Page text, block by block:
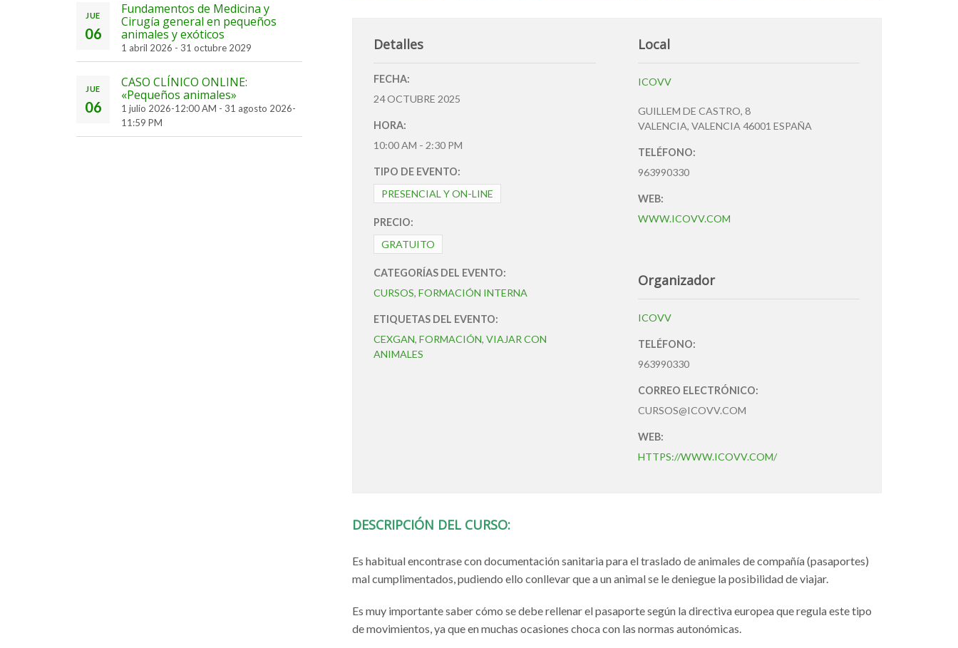
JUE
06
Fundamentos de Medicina y
Cirugía general en pequeños
animales y exóticos
1 abril 2026 - 31 octubre 2029
JUE
06
CASO CLÍNICO ONLINE:
«Pequeños animales»
1 julio 2026-12:00 AM - 31 agosto 2026-
11:59 PM
Detalles
FECHA:
24 OCTUBRE 2025
HORA:
10:00 AM - 2:30 PM
TIPO DE EVENTO:
PRESENCIAL Y ON-LINE
PRECIO:
GRATUITO
CATEGORÍAS DEL EVENTO:
CURSOS,FORMACIÓN INTERNA
ETIQUETAS DEL EVENTO:
CEXGAN,FORMACIÓN,VIAJAR CON
ANIMALES
Local
ICOVV
GUILLEM DE CASTRO, 8
VALENCIA, VALENCIA 46001 ESPAÑA
TELÉFONO:
963990330
WEB:
WWW.ICOVV.COM
Organizador
ICOVV
TELÉFONO:
963990330
CORREO ELECTRÓNICO:
CURSOS@ICOVV.COM
WEB:
HTTPS://WWW.ICOVV.COM/
DESCRIPCIÓN DEL CURSO:
Es habitual encontrase con documentación sanitaria para el traslado de animales de compañía (pasaportes)
mal cumplimentados, pudiendo ello conllevar que a un animal se le deniegue la posibilidad de viajar.
Es muy importante saber cómo se debe rellenar el pasaporte según la directiva europea que regula este tipo
de movimientos, ya que en muchas ocasiones choca con las normas autonómicas.